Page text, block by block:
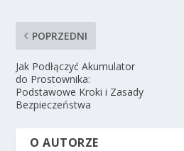
POPRZEDNI
Jak Podłączyć Akumulator
do Prostownika:
Podstawowe Kroki i Zasady
Bezpieczeństwa
O AUTORZE